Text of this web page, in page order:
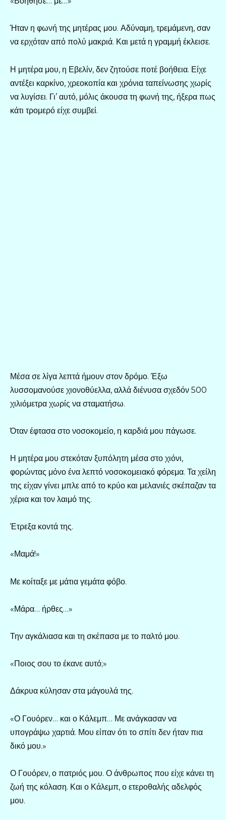
Ήταν η φωνή της μητέρας μου. Αδύναμη, τρεμάμενη, σαν
να ερχόταν από πολύ μακριά. Και μετά η γραμμή έκλεισε.
Η μητέρα μου, η Εβελίν, δεν ζητούσε ποτέ βοήθεια. Είχε
αντέξει καρκίνο, χρεοκοπία και χρόνια ταπείνωσης χωρίς
να λυγίσει. Γι’ αυτό, μόλις άκουσα τη φωνή της, ήξερα πως
κάτι τρομερό είχε συμβεί.
Μέσα σε λίγα λεπτά ήμουν στον δρόμο. Έξω
λυσσομανούσε χιονοθύελλα, αλλά διένυσα σχεδόν 500
χιλιόμετρα χωρίς να σταματήσω.
Όταν έφτασα στο νοσοκομείο, η καρδιά μου πάγωσε.
Η μητέρα μου στεκόταν ξυπόλητη μέσα στο χιόνι,
φορώντας μόνο ένα λεπτό νοσοκομειακό φόρεμα. Τα χείλη
της είχαν γίνει μπλε από το κρύο και μελανιές σκέπαζαν τα
χέρια και τον λαιμό της.
Έτρεξα κοντά της.
«Μαμά!»
Με κοίταξε με μάτια γεμάτα φόβο.
«Μάρα… ήρθες…»
Την αγκάλιασα και τη σκέπασα με το παλτό μου.
«Ποιος σου το έκανε αυτό;»
Δάκρυα κύλησαν στα μάγουλά της.
«Ο Γουόρεν… και ο Κάλεμπ… Με ανάγκασαν να
υπογράψω χαρτιά. Μου είπαν ότι το σπίτι δεν ήταν πια
δικό μου.»
Ο Γουόρεν, ο πατριός μου. Ο άνθρωπος που είχε κάνει τη
ζωή της κόλαση. Και ο Κάλεμπ, ο ετεροθαλής αδελφός
μου.